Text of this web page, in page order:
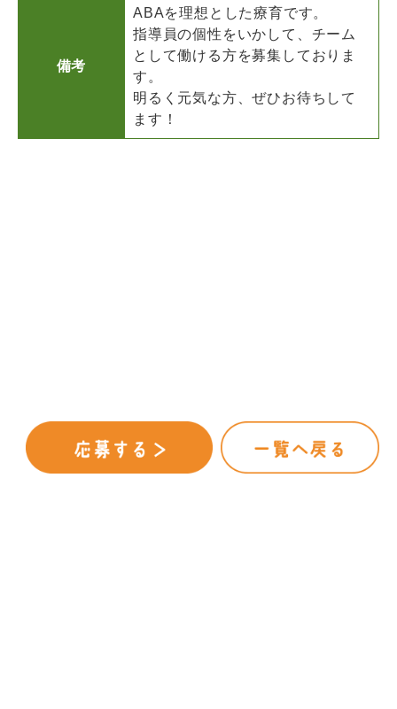
備考
ABAを理想とした療育です。
指導員の個性をいかして、チーム
として働ける方を募集しておりま
す。
明るく元気な方、ぜひお待ちして
ます！